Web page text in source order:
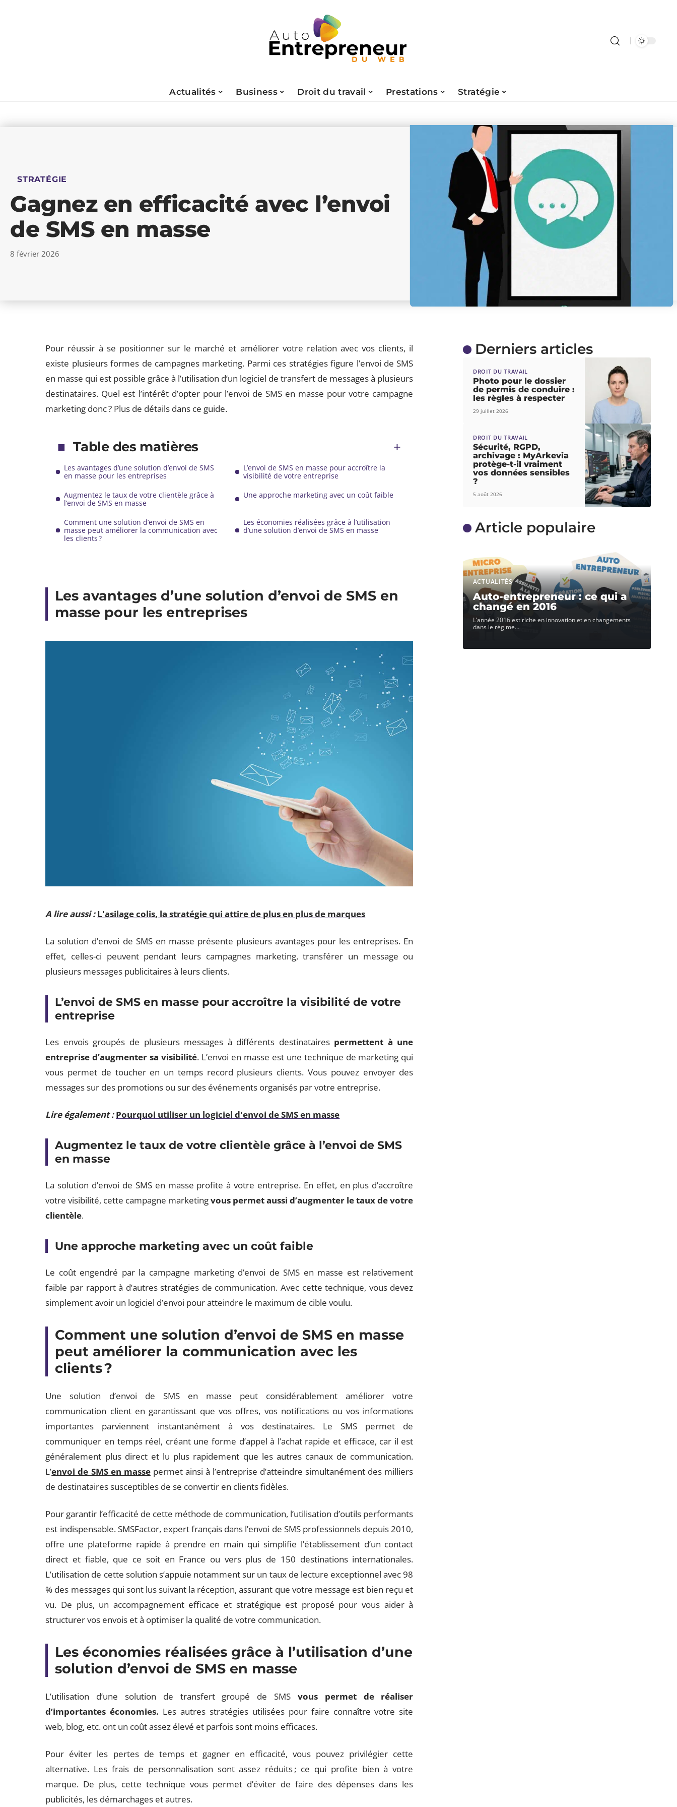
Actualités Business Droit du travail Prestations Stratégie
STRATÉGIE
Gagnez en efficacité avec l’envoi
de SMS en masse
8 février 2026
Pour réussir à se positionner sur le marché et améliorer votre relation avec vos clients, il
existe plusieurs formes de campagnes marketing. Parmi ces stratégies figure l’envoi de SMS
en masse qui est possible grâce à l’utilisation d’un logiciel de transfert de messages à plusieurs
destinataires. Quel est l’intérêt d’opter pour l’envoi de SMS en masse pour votre campagne
marketing donc ? Plus de détails dans ce guide.
Table des matières
Les avantages d’une solution d’envoi de SMS
en masse pour les entreprises
L’envoi de SMS en masse pour accroître la
visibilité de votre entreprise
Augmentez le taux de votre clientèle grâce à
l’envoi de SMS en masse
Une approche marketing avec un coût faible
Comment une solution d’envoi de SMS en
masse peut améliorer la communication avec
les clients ?
Les économies réalisées grâce à l’utilisation
d’une solution d’envoi de SMS en masse
Les avantages d’une solution d’envoi de SMS en
masse pour les entreprises
A lire aussi : L'asilage colis, la stratégie qui attire de plus en plus de marques
La solution d’envoi de SMS en masse présente plusieurs avantages pour les entreprises. En
effet, celles-ci peuvent pendant leurs campagnes marketing, transférer un message ou
plusieurs messages publicitaires à leurs clients.
L’envoi de SMS en masse pour accroître la visibilité de votre
entreprise
Les envois groupés de plusieurs messages à différents destinataires permettent à une
entreprise d’augmenter sa visibilité. L’envoi en masse est une technique de marketing qui
vous permet de toucher en un temps record plusieurs clients. Vous pouvez envoyer des
messages sur des promotions ou sur des événements organisés par votre entreprise.
Lire également : Pourquoi utiliser un logiciel d'envoi de SMS en masse
Augmentez le taux de votre clientèle grâce à l’envoi de SMS
en masse
La solution d’envoi de SMS en masse profite à votre entreprise. En effet, en plus d’accroître
votre visibilité, cette campagne marketingvous permet aussi d’augmenter le taux de votre
clientèle.
Une approche marketing avec un coût faible
Le coût engendré par la campagne marketing d’envoi de SMS en masse est relativement
faible par rapport à d’autres stratégies de communication. Avec cette technique, vous devez
simplement avoir un logiciel d’envoi pour atteindre le maximum de cible voulu.
Comment une solution d’envoi de SMS en masse
peut améliorer la communication avec les
clients ?
Une solution d’envoi de SMS en masse peut considérablement améliorer votre
communication client en garantissant que vos offres, vos notifications ou vos informations
importantes parviennent instantanément à vos destinataires. Le SMS permet de
communiquer en temps réel, créant une forme d’appel à l’achat rapide et efficace, car il est
généralement plus direct et lu plus rapidement que les autres canaux de communication.
L’envoi de SMS en massepermet ainsi à l’entreprise d’atteindre simultanément des milliers
de destinataires susceptibles de se convertir en clients fidèles.
Pour garantir l’efficacité de cette méthode de communication, l’utilisation d’outils performants
est indispensable. SMSFactor, expert français dans l’envoi de SMS professionnels depuis 2010,
offre une plateforme rapide à prendre en main qui simplifie l’établissement d’un contact
direct et fiable, que ce soit en France ou vers plus de 150 destinations internationales.
L’utilisation de cette solution s’appuie notamment sur un taux de lecture exceptionnel avec 98
% des messages qui sont lus suivant la réception, assurant que votre message est bien reçu et
vu. De plus, un accompagnement efficace et stratégique est proposé pour vous aider à
structurer vos envois et à optimiser la qualité de votre communication.
Les économies réalisées grâce à l’utilisation d’une
solution d’envoi de SMS en masse
L’utilisation d’une solution de transfert groupé de SMS vous permet de réaliser
d’importantes économies. Les autres stratégies utilisées pour faire connaître votre site
web, blog, etc. ont un coût assez élevé et parfois sont moins efficaces.
Pour éviter les pertes de temps et gagner en efficacité, vous pouvez privilégier cette
alternative. Les frais de personnalisation sont assez réduits ; ce qui profite bien à votre
marque. De plus, cette technique vous permet d’éviter de faire des dépenses dans les
publicités, les démarchages et autres.
Derniers articles
DROIT DU TRAVAIL
Photo pour le dossier
de permis de conduire :
les règles à respecter
29 juillet 2026
DROIT DU TRAVAIL
Sécurité, RGPD,
archivage : MyArkevia
protège-t-il vraiment
vos données sensibles
?
5 août 2026
Article populaire
ACTUALITÉS
Auto-entrepreneur : ce qui a
changé en 2016
L’année 2016 est riche en innovation et en changements
dans le régime…